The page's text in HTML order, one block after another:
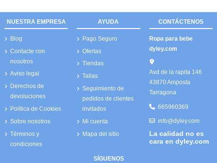
NUESTRA EMPRESA
Blog
Contacte con
nosotros
Aviso legal
Derechos de
devoluciones
Política de Cookies
Sobre nosotros
Términos y
condiciones
AYUDA
Pago Seguro
Ofertas
Tiendas
Tallas
Seguimiento de
pedidos de clientes
invitados
Mi cuenta
Mapa del sitio
CONTÁCTENOS
Ropa para bebe
dyley.com
Avd de la rapita 146
43870 Amposta
Tarragona
665960369
info@dyley.com
La calidad no es
cara en dyley.com
SÍGUENOS